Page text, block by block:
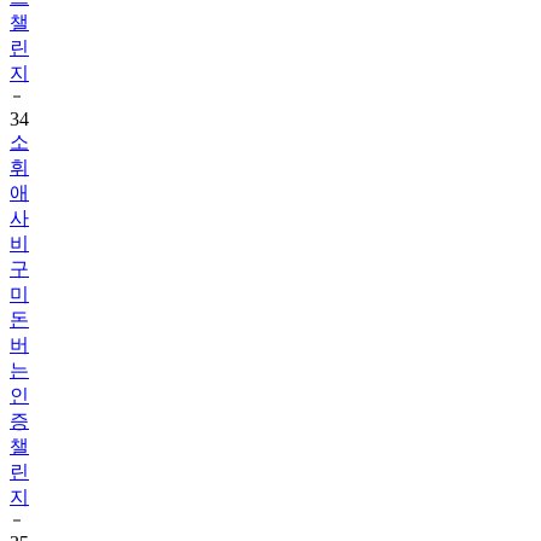
린
지
34
소
휘
애
사
비
구
미
돈
버
는
인
증
챌
린
지
35
서